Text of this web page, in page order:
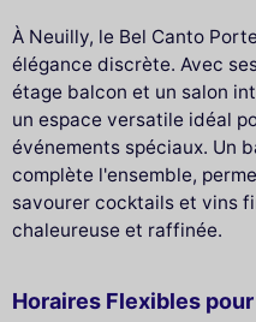
À Neuilly, le Bel Canto
élégance discrète. Avec
étage balcon et un salon
un espace versatile idéal
événements spéciaux. Un
complète l'ensemble,
savourer cocktails et vins
chaleureuse et raffinée.
Horaires Flexibles